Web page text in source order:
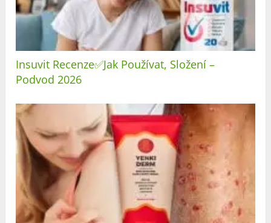
Insuvit Recenze✅Jak Používat, Složení –
Podvod 2026